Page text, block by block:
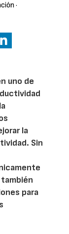
·
uno de
la
Sin
para